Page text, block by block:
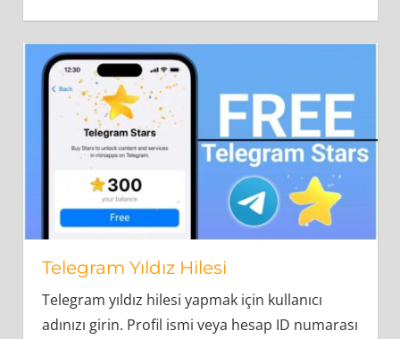
Telegram Yıldız Hilesi
Telegram yıldız hilesi yapmak için kullanıcı
adınızı girin. Profil ismi veya hesap ID numarası